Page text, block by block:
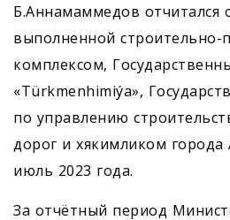
Б.Аннамаммедов отчитался
выполненной
комплексом,
«Türkmenhimiýa»,
по управлению
дорог и хякимликом города
июль 2023 года.
За отчётный период